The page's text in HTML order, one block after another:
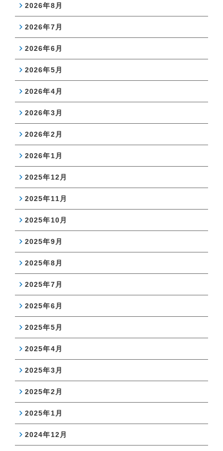
2026年8月
2026年7月
2026年6月
2026年5月
2026年4月
2026年3月
2026年2月
2026年1月
2025年12月
2025年11月
2025年10月
2025年9月
2025年8月
2025年7月
2025年6月
2025年5月
2025年4月
2025年3月
2025年2月
2025年1月
2024年12月